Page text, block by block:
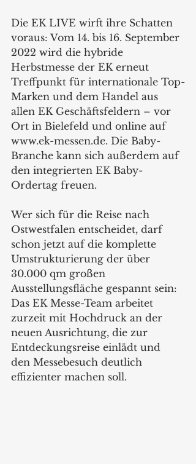
Die EK LIVE wirft ihre Schatten
voraus: Vom 14. bis 16. September
2022 wird die hybride
Herbstmesse der EK erneut
Treffpunkt für internationale Top-
Marken und dem Handel aus
allen EK Geschäftsfeldern – vor
Ort in Bielefeld und online auf
www.ek-messen.de. Die Baby-
Branche kann sich außerdem auf
den integrierten EK Baby-
Ordertag freuen.
Wer sich für die Reise nach
Ostwestfalen entscheidet, darf
schon jetzt auf die komplette
Umstrukturierung der über
30.000 qm großen
Ausstellungsfläche gespannt sein:
Das EK Messe-Team arbeitet
zurzeit mit Hochdruck an der
neuen Ausrichtung, die zur
Entdeckungsreise einlädt und
den Messebesuch deutlich
effizienter machen soll.